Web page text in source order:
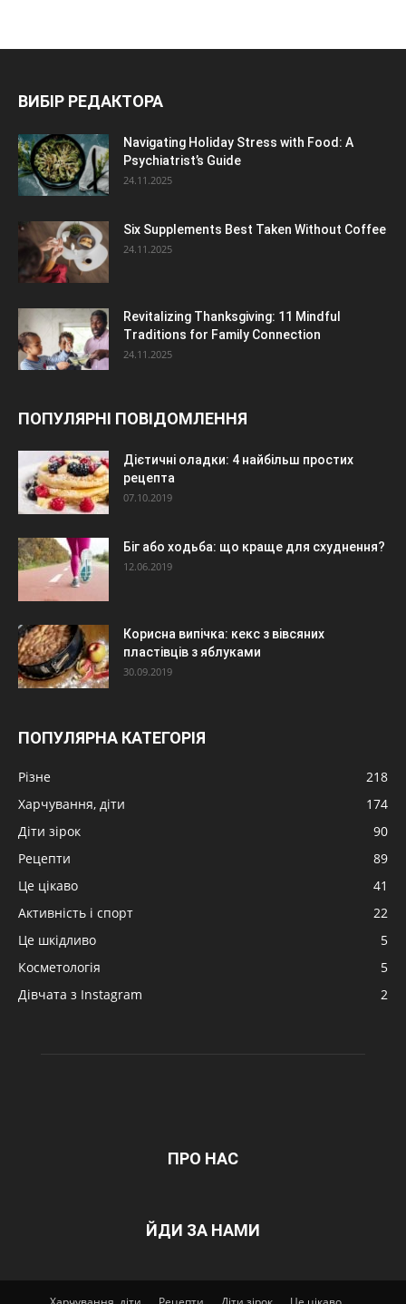
ВИБІР РЕДАКТОРА
Navigating Holiday Stress with Food: A
Psychiatrist’s Guide
24.11.2025
Six Supplements Best Taken Without Coffee
24.11.2025
Revitalizing Thanksgiving: 11 Mindful
Traditions for Family Connection
24.11.2025
ПОПУЛЯРНІ ПОВІДОМЛЕННЯ
Дієтичні оладки: 4 найбільш простих
рецепта
07.10.2019
Біг або ходьба: що краще для схуднення?
12.06.2019
Корисна випічка: кекс з вівсяних
пластівців з яблуками
30.09.2019
ПОПУЛЯРНА КАТЕГОРІЯ
Різне
218
Харчування, діти
174
Діти зірок
90
Рецепти
89
Це цікаво
41
Активність і спорт
22
Це шкідливо
5
Косметологія
5
Дівчата з Instagram
2
ПРО НАС
ЙДИ ЗА НАМИ